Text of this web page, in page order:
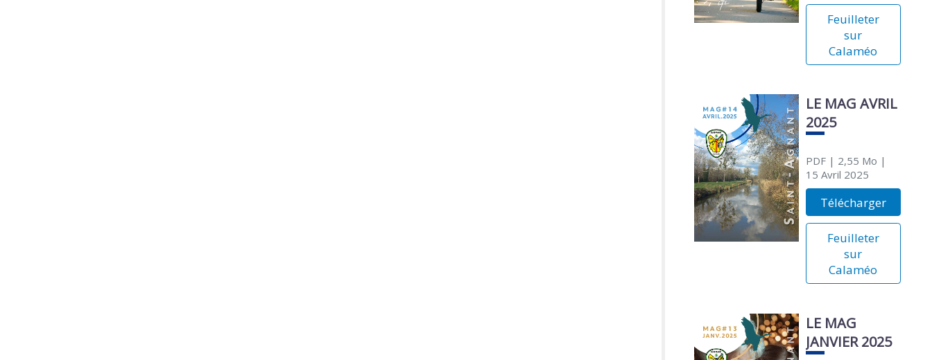
Feuilleter
sur
Calaméo
LE MAG AVRIL
2025
PDF| 2,55 Mo |
15 Avril 2025
Télécharger
Feuilleter
sur
Calaméo
LE MAG
JANVIER 2025